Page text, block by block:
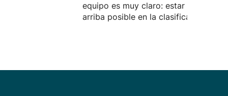
equipo es muy claro: estar lo más
arriba posible en la clasificación.